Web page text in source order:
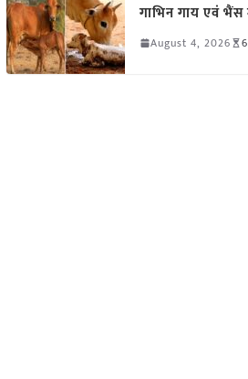
गाभिन गाय एवं
August 4, 2026